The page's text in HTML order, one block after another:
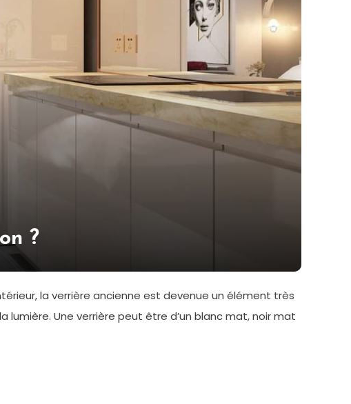
?
la verrière ancienne est devenue un élément très
Une verrière peut être d’un blanc mat, noir mat